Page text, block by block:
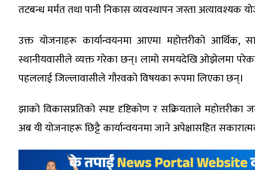
तटबन्ध मर्मत तथा पानी निकास व्यवस्थापन जस्ता अत्यावश्यक
उक्त योजनाहरू कार्यान्वयनमा आएमा महोत्तरीको आर्थिक,
स्थानीयवासीले व्यक्त गरेका छन्। लामो समयदेखि ओझेलमा
पहललाई जिल्लावासीले गौरवको विषयका रूपमा लिएका छन्।
झाको विकासप्रतिको स्पष्ट दृष्टिकोण र सक्रियताले
अब यी योजनाहरू छिट्टै कार्यान्वयनमा जाने अपेक्षासहित